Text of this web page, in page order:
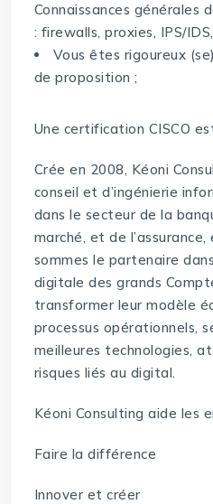
Connaissances générales
: firewalls, proxies, IPS/
Vous êtes rigoureux
de proposition ;
Une certification CISCO
Crée en 2008, Kéoni
conseil et d’ingénierie
dans le secteur de la
marché, et de
sommes le partenaire
digitale des grands
transformer leur modèle
processus opérationnels,
meilleures technologies,
risques liés au digital.
Kéoni Consulting aide les
Faire la différence
Innover et créer